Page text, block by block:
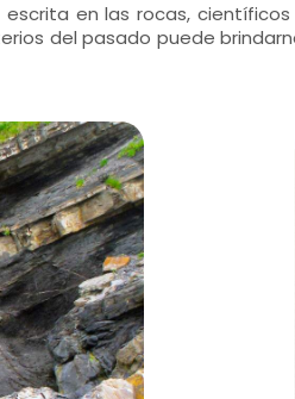
en las rocas,
del pasado puede